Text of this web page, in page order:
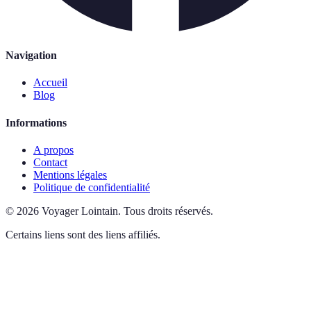
Navigation
Accueil
Blog
Informations
A propos
Contact
Mentions légales
Politique de confidentialité
© 2026 Voyager Lointain. Tous droits réservés.
Certains liens sont des liens affiliés.